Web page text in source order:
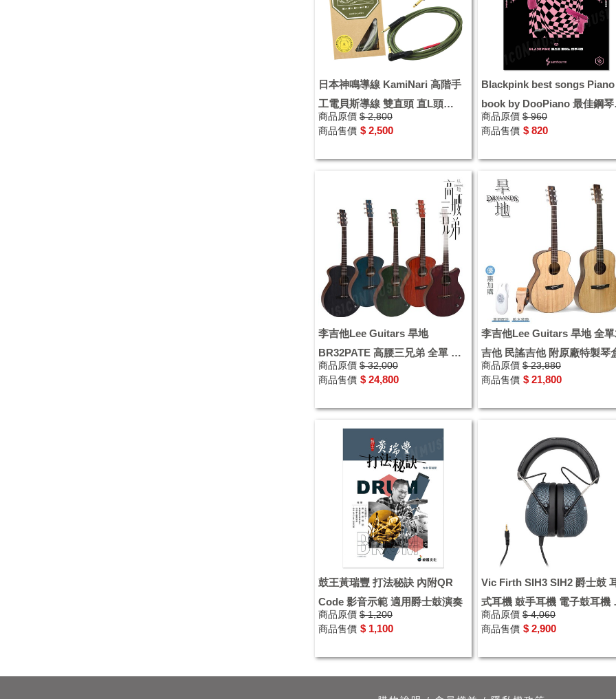
日本神鳴導線 KamiNari 高階手
工電貝斯導線 雙直頭 直L頭
BASS導線 3M
商品原價 $ 2,800
商品售價 $ 2,500
Blackpink best songs Piano
book by DooPiano 最佳鋼琴
奏曲合集
商品原價 $ 960
商品售價 $ 820
李吉他Lee Guitars 旱地
BR32PATE 高腰三兄弟 全單 民
謠吉他 附原廠特製琴盒
商品原價 $ 32,000
商品售價 $ 24,800
李吉他Lee Guitars 旱地 全
吉他 民謠吉他 附原廠特製琴
優惠加購溫溼度計 背帶
商品原價 $ 23,880
商品售價 $ 21,800
鼓王黃瑞豐 打法秘訣 內附QR
Code 影音示範 適用爵士鼓演奏
商品原價 $ 1,200
商品售價 $ 1,100
Vic Firth SIH3 SIH2 爵士鼓
式耳機 鼓手耳機 電子鼓耳機
士鼓隔音 降躁耳機
商品原價 $ 4,060
商品售價 $ 2,900